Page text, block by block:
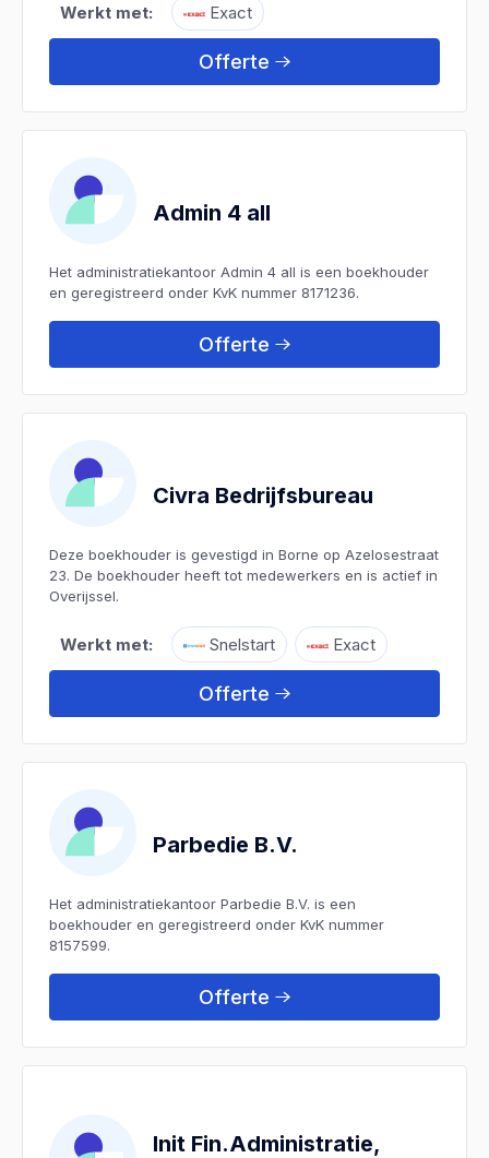
Werkt met: Exact
Offerte
Admin 4 all
Het administratiekantoor Admin 4 all is een boekhouder
en geregistreerd onder KvK nummer 8171236.
Offerte
Civra Bedrijfsbureau
Deze boekhouder is gevestigd in Borne op Azelosestraat
23. De boekhouder heeft tot medewerkers en is actief in
Overijssel.
Werkt met: Snelstart Exact
Offerte
Parbedie B.V.
Het administratiekantoor Parbedie B.V. is een
boekhouder en geregistreerd onder KvK nummer
8157599.
Offerte
Init Fin.Administratie,